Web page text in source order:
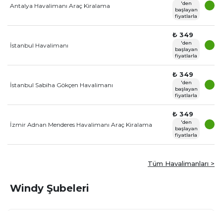
Antalya Havalimanı Araç Kiralama
'den
başlayan
fiyatlarla
İstanbul Havalimanı
₺ 349
'den
başlayan
fiyatlarla
İstanbul Sabiha Gökçen Havalimanı
₺ 349
'den
başlayan
fiyatlarla
İzmir Adnan Menderes Havalimanı Araç Kiralama
₺ 349
'den
başlayan
fiyatlarla
Tüm Havalimanları >
Windy Şubeleri